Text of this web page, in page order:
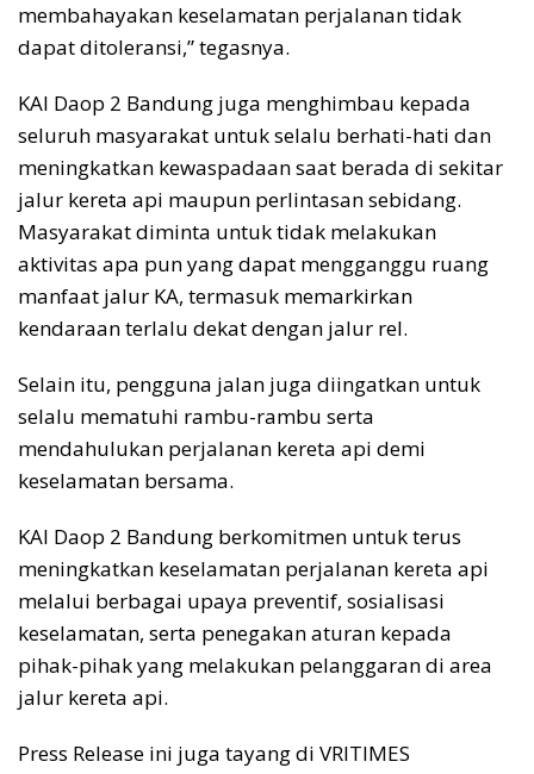
membahayakan keselamatan perjalanan tidak
dapat ditoleransi,” tegasnya.
KAI Daop 2 Bandung juga menghimbau kepada
seluruh masyarakat untuk selalu berhati-hati dan
meningkatkan kewaspadaan saat berada di sekitar
jalur kereta api maupun perlintasan sebidang.
Masyarakat diminta untuk tidak melakukan
aktivitas apa pun yang dapat mengganggu ruang
manfaat jalur KA, termasuk memarkirkan
kendaraan terlalu dekat dengan jalur rel.
Selain itu, pengguna jalan juga diingatkan untuk
selalu mematuhi rambu-rambu serta
mendahulukan perjalanan kereta api demi
keselamatan bersama.
KAI Daop 2 Bandung berkomitmen untuk terus
meningkatkan keselamatan perjalanan kereta api
melalui berbagai upaya preventif, sosialisasi
keselamatan, serta penegakan aturan kepada
pihak-pihak yang melakukan pelanggaran di area
jalur kereta api.
Press Release ini juga tayang di VRITIMES